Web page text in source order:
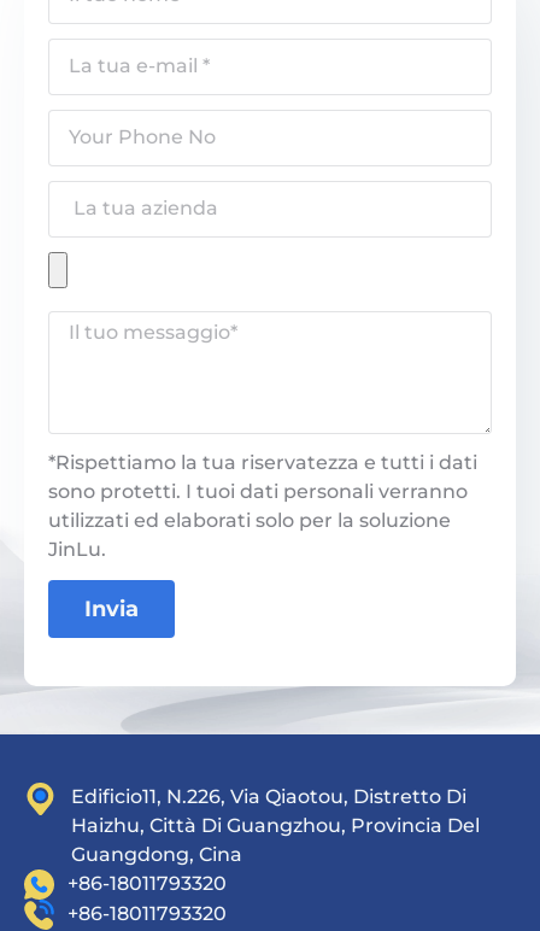
*Rispettiamo la tua riservatezza e tutti i dati
sono protetti. I tuoi dati personali verranno
utilizzati ed elaborati solo per la soluzione
JinLu.
Invia
Edificio11, N.226, Via Qiaotou, Distretto Di
Haizhu, Città Di Guangzhou, Provincia Del
Guangdong, Cina
+86-18011793320
+86-18011793320